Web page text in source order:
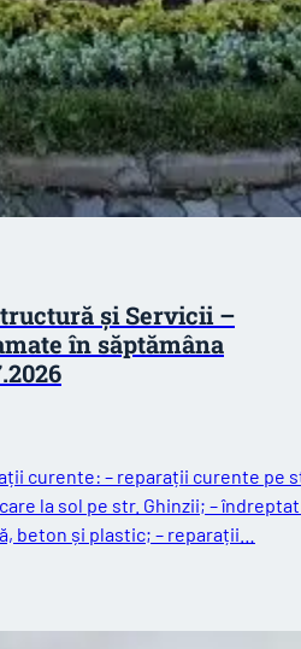
și Servicii –
în săptămâna
curente: – reparații curente pe
la sol pe str. Ghinzii; –
beton și plastic; – reparații…